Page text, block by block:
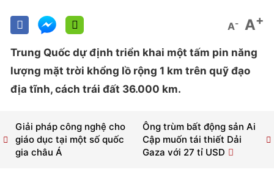
A- A+
Trung Quốc dự định triển khai một tấm pin năng
lượng mặt trời khổng lồ rộng 1 km trên quỹ đạo
địa tĩnh, cách trái đất 36.000 km.
Ông trùm bất động sản Ai
Cập muốn tái thiết Dải
Gaza với 27 tỉ USD
Giải pháp công nghệ cho
giáo dục tại một số quốc
gia châu Á